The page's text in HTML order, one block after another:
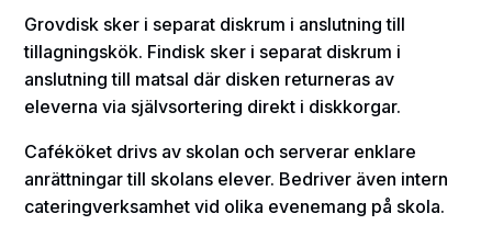
Grovdisk sker i separat diskrum i anslutning till
tillagningskök. Findisk sker i separat diskrum i
anslutning till matsal där disken returneras av
eleverna via självsortering direkt i diskkorgar.
Caféköket drivs av skolan och serverar enklare
anrättningar till skolans elever. Bedriver även intern
cateringverksamhet vid olika evenemang på skola.